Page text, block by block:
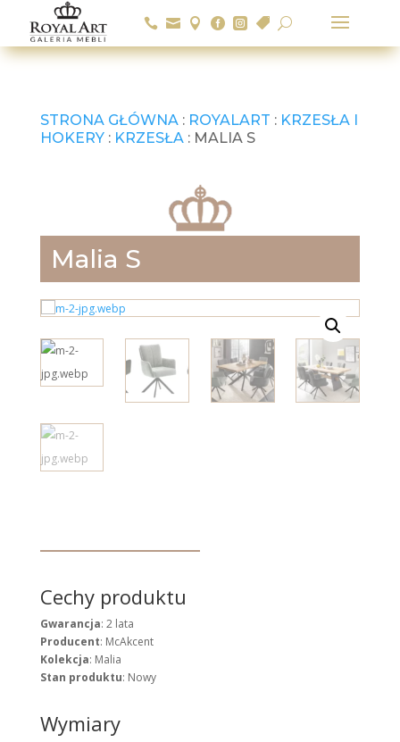
      U
STRONA GŁÓWNA: ROYALART : KRZESŁA I
HOKERY: KRZESŁA: MALIA S
Malia S
Cechy produktu
Gwarancja: 2 lata
Producent: McAkcent
Kolekcja: Malia
Stan produktu: Nowy
Wymiary